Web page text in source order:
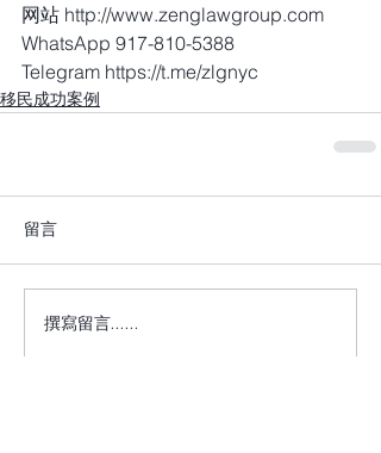
网站 http://www.zenglawgroup.com
WhatsApp 917-810-5388
Telegram https://t.me/zlgnyc
移民成功案例
留言
撰寫留言......